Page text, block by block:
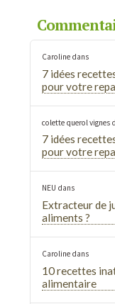
Carolinedans
7 idées
pour votre
colette querol vignes
7 idées
pour votre
NEU dans
Extracteur de
aliments ?
Carolinedans
10 recettes
alimentaire